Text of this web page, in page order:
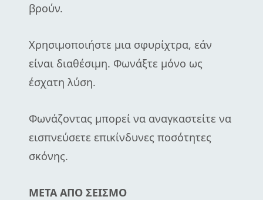
βρούν.
Χρησιμοποιήστε μια σφυρίχτρα, εάν
είναι διαθέσιμη. Φωνάξτε μόνο ως
έσχατη λύση.
Φωνάζοντας μπορεί να αναγκαστείτε να
εισπνεύσετε επικίνδυνες ποσότητες
σκόνης.
ΜΕΤΑ ΑΠΟ ΣΕΙΣΜΟ